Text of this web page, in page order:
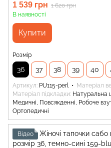
1 539 грн 1 620 грн
В наявності
Купити
Розмір
36 37 38 39 40
Артикул PU115-perl Матеріал
Матеріал підкладки Натуральна
Медичні, Повсякденні, Робоче
Ортопедичні
Відео